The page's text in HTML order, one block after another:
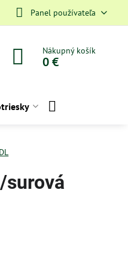
Panel používateľa
Nákupný košík
0 €
surová